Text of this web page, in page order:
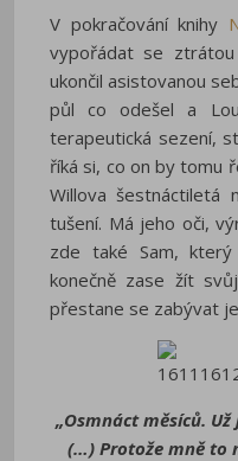
V pokračování knihy
vypořádat se ztrátou
ukončil asistovanou
půl co odešel a
terapeutická sezení,
říká si, co on by tomu
Willova šestnáctiletá
tušení. Má jeho oči,
zde také Sam,
konečně zase žít
přestane se zabývat
„Osmnáct měsíců.
(…) Protože mně to